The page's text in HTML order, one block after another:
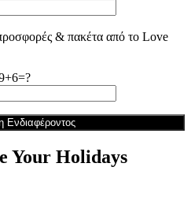
& πακέτα από το Love
Your Holidays